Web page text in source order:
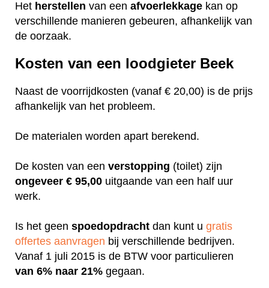
Het herstellen van een afvoerlekkage kan op
verschillende manieren gebeuren, afhankelijk van
de oorzaak.
Kosten van een loodgieter Beek
Naast de voorrijdkosten (vanaf € 20,00) is de prijs
afhankelijk van het probleem.
De materialen worden apart berekend.
De kosten van een verstopping (toilet) zijn
ongeveer € 95,00 uitgaande van een half uur
werk.
Is het geen spoedopdracht dan kunt u gratis
offertes aanvragen bij verschillende bedrijven.
Vanaf 1 juli 2015 is de BTW voor particulieren
van 6% naar 21% gegaan.